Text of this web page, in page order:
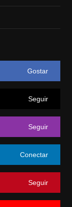
Gostar
Seguir
Seguir
Conectar
Seguir